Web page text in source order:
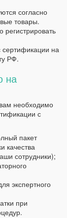
согласно
товары.
на
РФ.
на
необходимо
с
пакет
качества
сотрудники);
экспертного
при